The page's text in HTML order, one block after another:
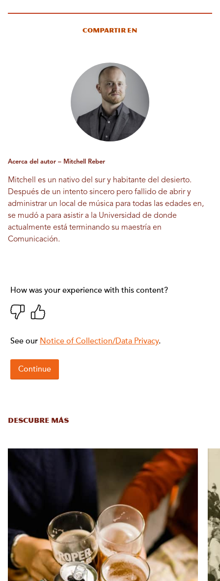
Compartir en
Acerca del autor – Mitchell Reber
Mitchell es un nativo del sur y habitante del desierto.
Después de un intento sincero pero fallido de abrir y
administrar un local de música para todas las edades en,
se mudó a para asistir a la Universidad de donde
actualmente está terminando su maestría en
Comunicación.
DESCUBRE MÁS